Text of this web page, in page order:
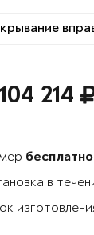
214
в